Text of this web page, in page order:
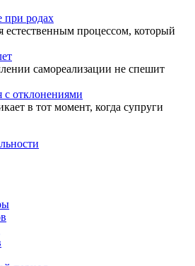
при родах
естественным процессом, который
самореализации не спешит
отклонениями
в тот момент, когда супруги